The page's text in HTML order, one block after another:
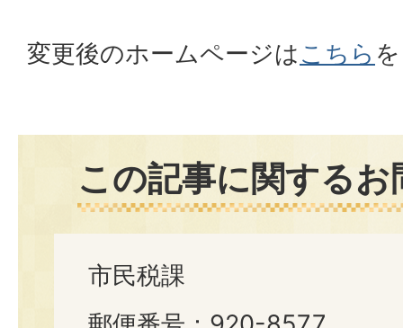
変更後のホームページはこちら
この記事に関する
市民税課